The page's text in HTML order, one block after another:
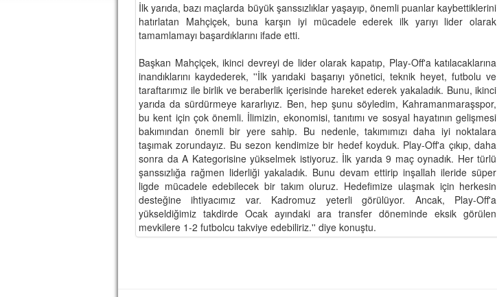
İlk yarıda, bazı maçlarda büyük şanssızlıklar yaşayıp, önemli puanlar kaybettiklerini
hatırlatan Mahçiçek, buna karşın iyi mücadele ederek ilk yarıyı lider olarak
tamamlamayı başardıklarını ifade etti.
Başkan Mahçiçek, ikinci devreyi de lider olarak kapatıp, Play-Off'a katılacaklarına
inandıklarını kaydederek, ''İlk yarıdaki başarıyı yönetici, teknik heyet, futbolu ve
taraftarımız ile birlik ve beraberlik içerisinde hareket ederek yakaladık. Bunu, ikinci
yarıda da sürdürmeye kararlıyız. Ben, hep şunu söyledim, Kahramanmaraşspor,
bu kent için çok önemli. İlimizin, ekonomisi, tanıtımı ve sosyal hayatının gelişmesi
bakımından önemli bir yere sahip. Bu nedenle, takımımızı daha iyi noktalara
taşımak zorundayız. Bu sezon kendimize bir hedef koyduk. Play-Off'a çıkıp, daha
sonra da A Kategorisine yükselmek istiyoruz. İlk yarıda 9 maç oynadık. Her türlü
şanssızlığa rağmen liderliği yakaladık. Bunu devam ettirip inşallah ileride süper
ligde mücadele edebilecek bir takım oluruz. Hedefimize ulaşmak için herkesin
desteğine ihtiyacımız var. Kadromuz yeterli görülüyor. Ancak, Play-Off'a
yükseldiğimiz takdirde Ocak ayındaki ara transfer döneminde eksik görülen
mevkilere 1-2 futbolcu takviye edebiliriz.'' diye konuştu.